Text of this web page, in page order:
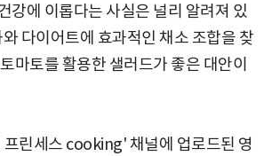
강에 이롭다는 사실은 널리 알려져 있
다이어트에 효과적인 채소 조합을 찾
마토를 활용한 샐러드가 좋은 대안이
린세스 cooking' 채널에 업로드된 영